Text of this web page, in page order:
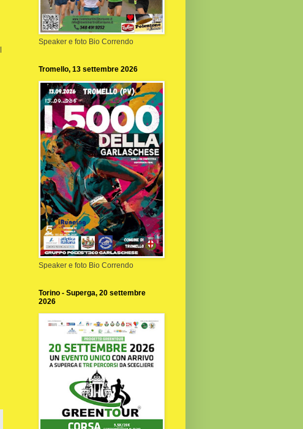
Speaker e foto Bio Correndo
Tromello, 13 settembre 2026
Speaker e foto Bio Correndo
Torino - Superga, 20 settembre
2026